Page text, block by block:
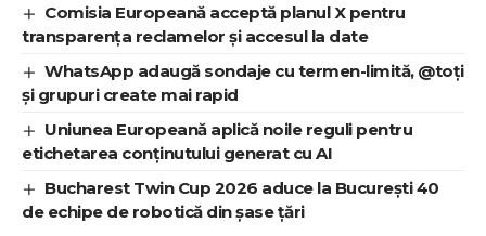
Comisia Europeană acceptă planul X pentru
transparența reclamelor și accesul la date
WhatsApp adaugă sondaje cu termen-limită, @toți
și grupuri create mai rapid
Uniunea Europeană aplică noile reguli pentru
etichetarea conținutului generat cu AI
Bucharest Twin Cup 2026 aduce la București 40
de echipe de robotică din șase țări